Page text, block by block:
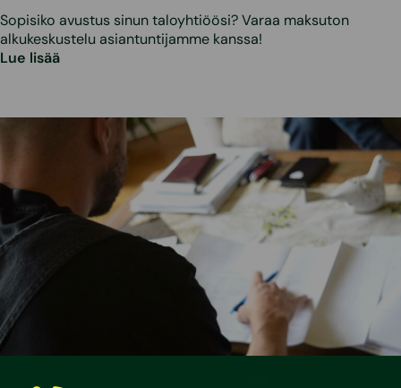
Sopisiko avustus sinun taloyhtiöösi? Varaa maksuton
alkukeskustelu asiantuntijamme kanssa!
Lue lisää